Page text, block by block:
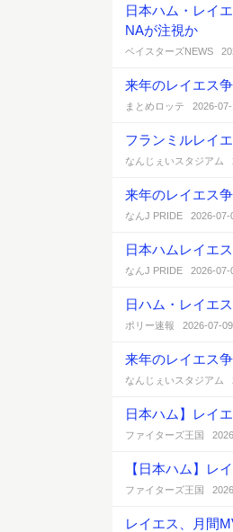
日本ハム・レイ
NAが注視か
ベイスターズNEWS
来年のレイエス
まとめロッテ 2026-
フランミルレイ
なんじぇいスタジアム
来年のレイエス
なんJ PRIDE 2026-07-
日本ハムレイエ
なんJ PRIDE 2026-07-
日ハム・レイエ
ポリー速報 2026-07-09
来年のレイエス
なんじぇいスタジアム
日本ハム】レイ
ファイターズ王国
【日本ハム】レ
ファイターズ王国
レイエス、月間